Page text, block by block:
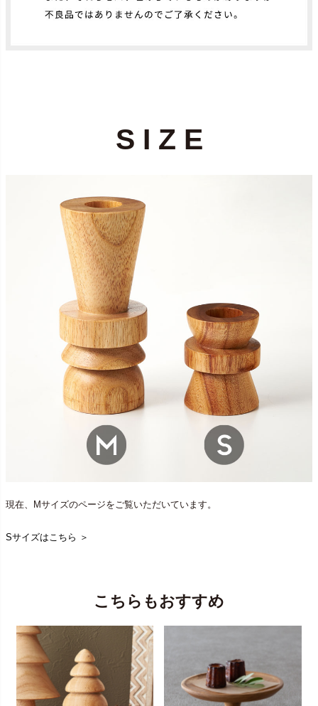
S I Z E
現在、Mサイズのページをご覧いただいています。
Sサイズはこちら ＞
こちらもおすすめ